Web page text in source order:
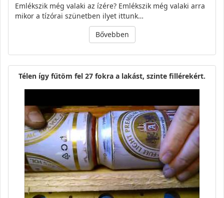
Emlékszik még valaki az ízére? Emlékszik még valaki arra
mikor a tízórai szünetben ilyet ittunk…
Bővebben
Télen így fűtöm fel 27 fokra a lakást, szinte fillérekért.